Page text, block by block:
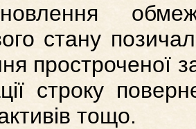
стану
простроченої
строку
тощо.